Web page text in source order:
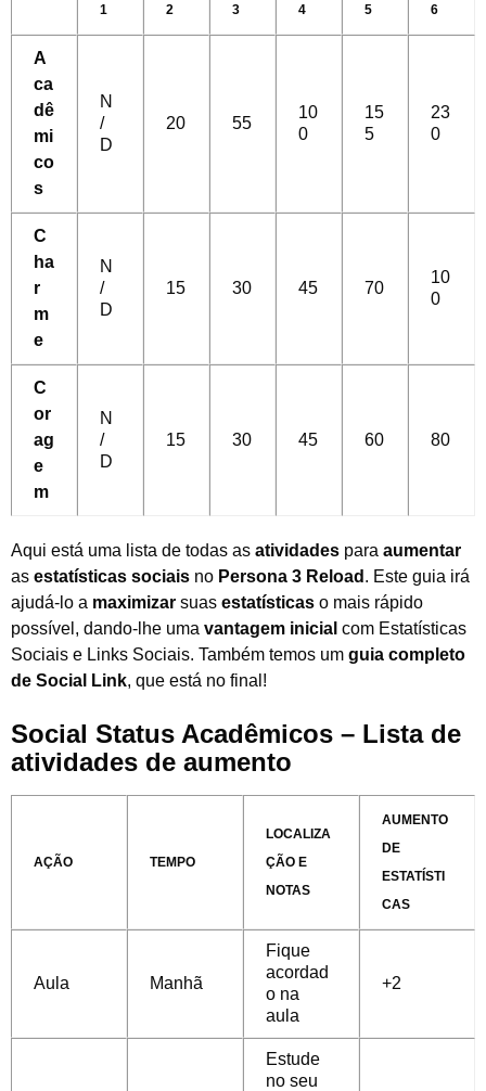
1
2
3
4
5
6
A
ca
dê
mi
co
s
N
/
D
20 55
10
0
15
5
23
0
C
ha
r
m
e
N
/
D
15 30 45 70
10
0
C
or
ag
e
m
N
/
D
15 30 45 60 80
Aqui está uma lista de todas as atividades para aumentar
as estatísticas sociais no Persona 3 Reload . Este guia irá
ajudá-lo a maximizar suas estatísticas o mais rápido
possível, dando-lhe uma vantagem inicial com Estatísticas
Sociais e Links Sociais. Também temos um guia completo
de Social Link, que está no final!
Social Status Acadêmicos – Lista de
atividades de aumento
AÇÃO TEMPO
LOCALIZA
ÇÃO E
NOTAS
AUMENTO
DE
ESTATÍSTI
CAS
Aula Manhã
Fique
acordad
o na
aula
+2
Estude
no seu